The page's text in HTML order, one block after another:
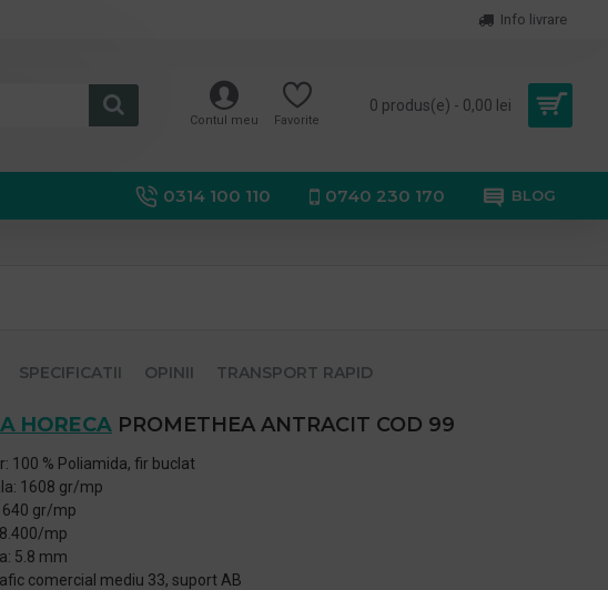
Info livrare
Contul meu Favorite
0 produs(e) - 0,00 lei
0314 100 110 0740 230 170 BLOG
SPECIFICATII OPINII TRANSPORT RAPID
HORECA PROMETHEA ANTRACIT COD 99
100 % Poliamida, fir buclat
1608 gr/mp
640 gr/mp
mp
5.8 mm
comercial mediu 33, suport AB